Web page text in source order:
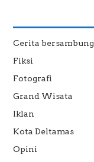
Cerita bersambung
Fiksi
Fotografi
Grand Wisata
Iklan
Kota Deltamas
Opini